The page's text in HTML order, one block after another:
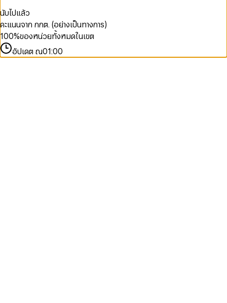
นับไปแล้ว
คะแนนจาก กกต. (อย่างเป็นทางการ)
100%ของหน่วยทั้งหมดในเขต
อัปเดต ณ01:00